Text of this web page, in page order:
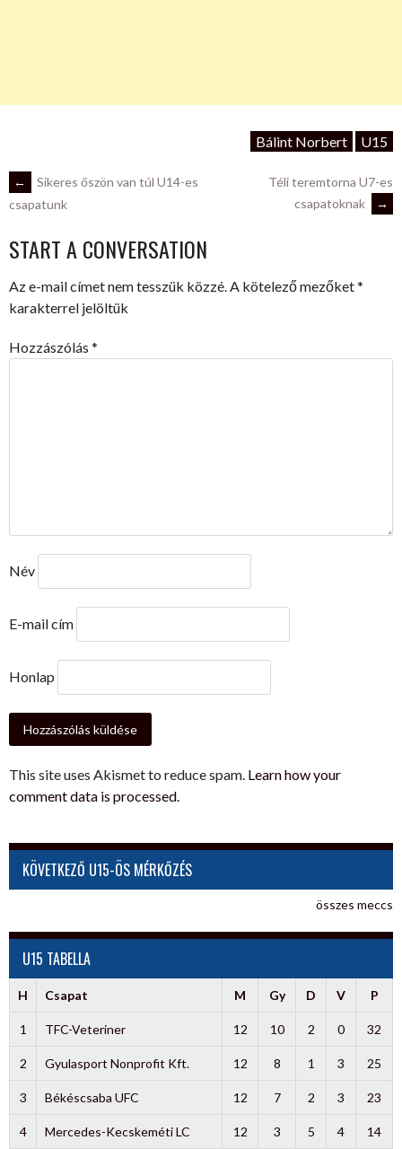
Bálint Norbert U15
POST
NAVIGATION
←
Sikeres őszön van túl U14-es
csapatunk
Téli teremtorna U7-es
csapatoknak
→
START A CONVERSATION
Az e-mail címet nem tesszük közzé.A kötelező mezőket*
karakterrel jelöltük
Hozzászólás *
Név
E-mail cím
Honlap
This site uses Akismet to reduce spam. Learn how your
comment data is processed.
KÖVETKEZŐ U15-ÖS MÉRKŐZÉS
összes meccs
U15 TABELLA
H Csapat M Gy D V P
1 TFC-Veteriner 12 10 2 0 32
2 Gyulasport Nonprofit Kft. 12 8 1 3 25
3 Békéscsaba UFC 12 7 2 3 23
4 Mercedes-Kecskeméti LC 12 3 5 4 14